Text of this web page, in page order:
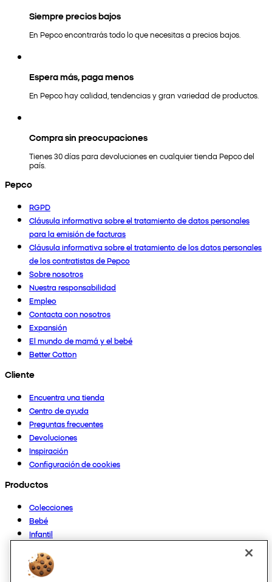
Siempre precios bajos
En Pepco encontrarás todo lo que necesitas a precios bajos.
Espera más, paga menos
En Pepco hay calidad, tendencias y gran variedad de productos.
Compra sin preocupaciones
Tienes 30 días para devoluciones en cualquier tienda Pepco del
país.
Pepco
RGPD
Cláusula informativa sobre el tratamiento de datos personales
para la emisión de facturas
Cláusula informativa sobre el tratamiento de los datos personales
de los contratistas de Pepco
Sobre nosotros
Nuestra responsabilidad
Empleo
Contacta con nosotros
Expansión
El mundo de mamá y el bebé
Better Cotton
Cliente
Encuentra una tienda
Centro de ayuda
Preguntas frecuentes
Devoluciones
Inspiración
Configuración de cookies
Productos
Colecciones
Bebé
Infantil
Mujer
Hombre